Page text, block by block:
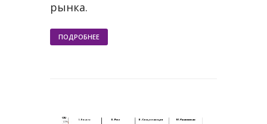
рынка.
ПОДРОБНЕЕ